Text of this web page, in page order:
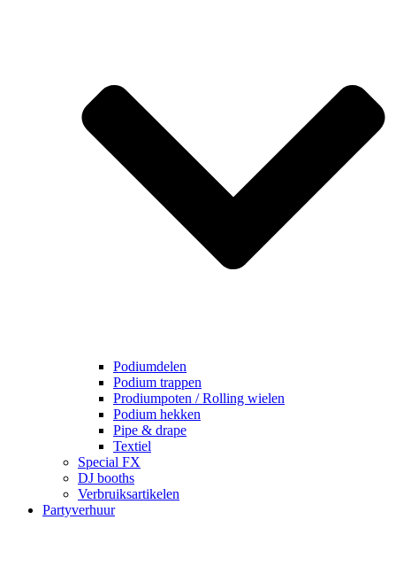
Podiumdelen
Podium trappen
Prodiumpoten / Rolling wielen
Podium hekken
Pipe & drape
Textiel
Special FX
DJ booths
Verbruiksartikelen
Partyverhuur